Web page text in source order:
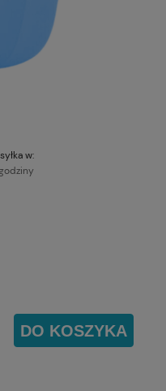
w:
płatności
DO KOSZYKA